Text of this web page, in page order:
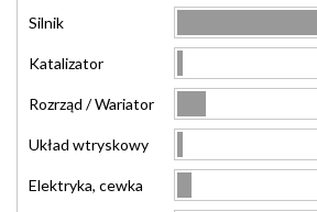
Silnik
Katalizator
Rozrząd / Wariator
Układ wtryskowy
Elektryka, cewka